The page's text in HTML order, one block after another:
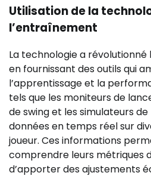
Utilisation de la
l’entraînement
La technologie a
en fournissant des outils qui
l’apprentissage et la
tels que les moniteurs de
de swing et les simulateurs
données en temps réel sur
joueur. Ces informations
comprendre leurs métriques
d’apporter des ajustements